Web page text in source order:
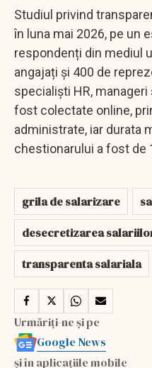
Studiul privind
în luna mai 2026, pe un
respondenți din mediul
angajați și 400 de
specialiști HR,
fost colectate online,
administrate, iar durata
chestionarului a fost de
grila de salarizare
desecretizarea
transparenta salariala
Urmăriți-ne și pe
Google News
și în aplicațiile mobile